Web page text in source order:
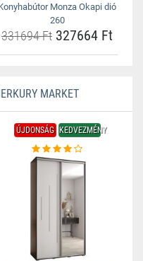
Monza Okapi dió
260
331694 Ft 327664 Ft
MARKET
ÚJDONSÁG KEDVEZMÉNY